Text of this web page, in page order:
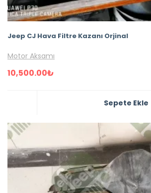
Jeep CJ Hava Filtre Kazanı Orjinal
Motor Aksamı
10,500.00₺
Sepete Ekle